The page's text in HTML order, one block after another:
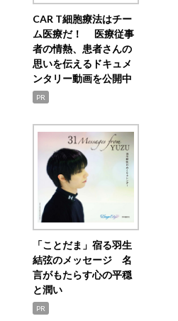
CAR T細胞療法はチー
ム医療だ！ 医療従事
者の情熱、患者さんの
思いを伝えるドキュメ
ンタリー動画を公開中
PR
「ことだま」宿る羽生
結弦のメッセージ 名
言がもたらす心の平穏
と潤い
PR